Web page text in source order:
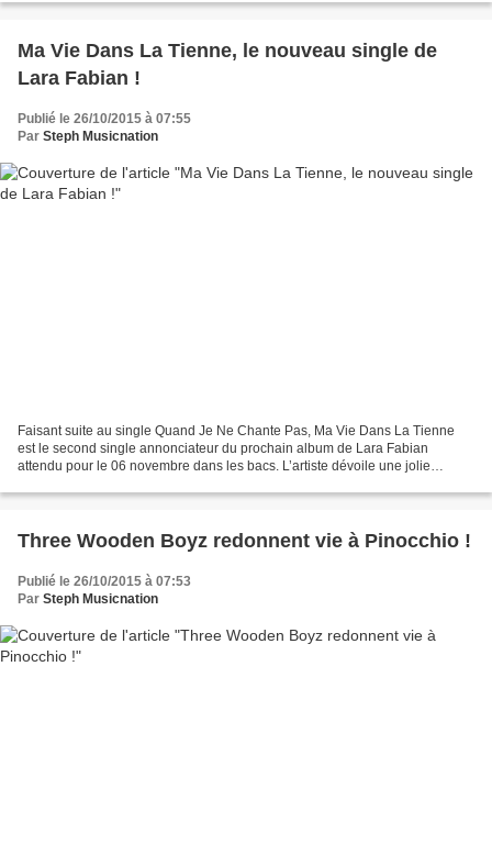
Ma Vie Dans La Tienne, le nouveau single de
Lara Fabian !
Publié le 26/10/2015 à 07:55
Par Steph Musicnation
Faisant suite au single Quand Je Ne Chante Pas, Ma Vie Dans La Tienne
est le second single annonciateur du prochain album de Lara Fabian
attendu pour le 06 novembre dans les bacs. L’artiste dévoile une jolie
Three Wooden Boyz redonnent vie à Pinocchio !
Publié le 26/10/2015 à 07:53
Par Steph Musicnation